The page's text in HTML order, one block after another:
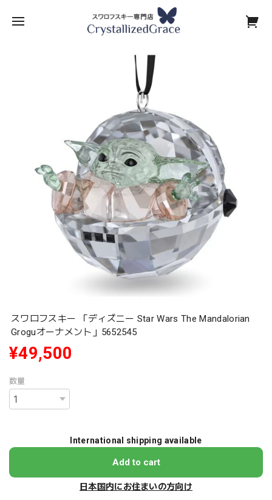
スワロフスキー 「ディズニー Star Wars The Mandalorian
Groguオーナメント」5652545
¥49,500
数量
International shipping available
Add to cart
日本国内にお住まいの方向け